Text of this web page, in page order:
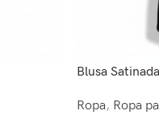
Blusa
Ropa, Ropa